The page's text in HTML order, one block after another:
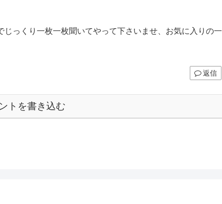
っくり一枚一枚聞いてやって下さいませ、お気に入りの一
返信
トを書き込む